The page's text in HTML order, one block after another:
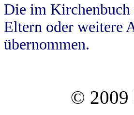
Die im Kirchenbuch
Eltern oder weitere
übernommen.
© 2009